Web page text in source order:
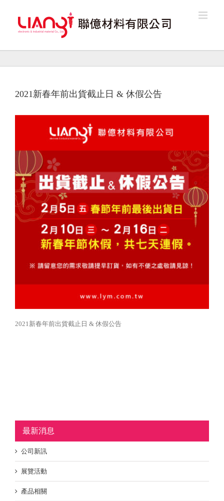
content
2021新春年前出貨截止日 & 休假公告
2021新春年前出貨截止日 & 休假公告
最新消息
公司新訊
展覽活動
產品相關